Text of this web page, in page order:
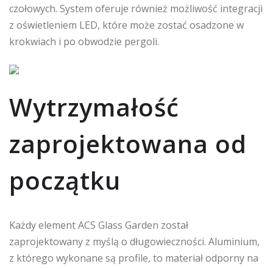
czołowych. System oferuje również możliwość integracji
z oświetleniem LED, które może zostać osadzone w
krokwiach i po obwodzie pergoli.
Wytrzymałość
zaprojektowana od
początku
Każdy element ACS Glass Garden został
zaprojektowany z myślą o długowieczności. Aluminium,
z którego wykonane są profile, to materiał odporny na